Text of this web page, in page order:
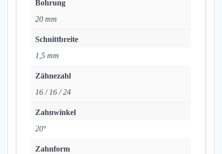
Bohrung
20 mm
Schnittbreite
1,5 mm
Zähnezahl
16 / 16 / 24
Zahnwinkel
20°
Zahnform